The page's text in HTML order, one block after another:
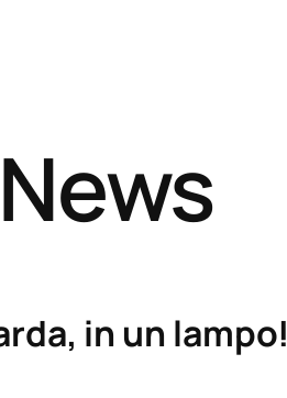
in un lampo!